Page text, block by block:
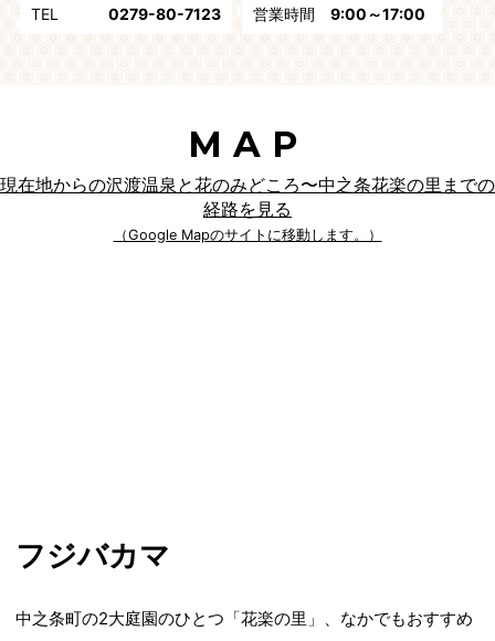
TEL 0279-80-7123 営業時間 9:00～17:00
MAP
現在地からの沢渡温泉と花のみどころ〜中之条花楽の里までの
経路を見る
（Google Mapのサイトに移動します。）
フジバカマ
中之条町の2大庭園のひとつ「花楽の里」、なかでもおすすめ